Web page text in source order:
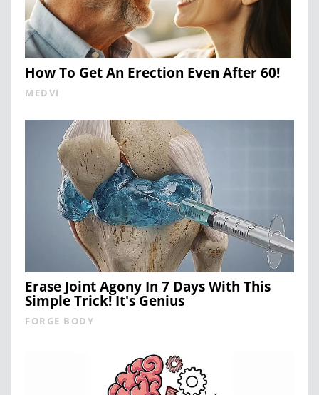
How To Get An Erection Even After 60!
MEDVI
Erase Joint Agony In 7 Days With This
Simple Trick! It's Genius
FORGE BODY